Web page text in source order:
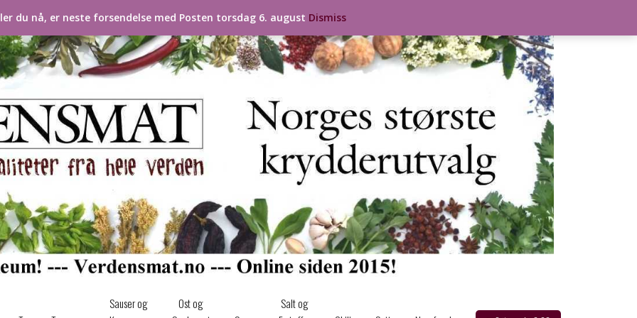
Sauser og
Ost og
Salt og
du nå, er neste forsendelse med Posten torsdag 6. august Dismiss